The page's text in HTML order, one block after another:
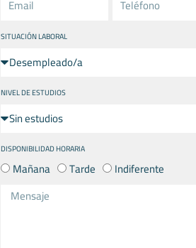
SITUACIÓN LABORAL
NIVEL DE ESTUDIOS
DISPONIBILIDAD HORARIA
Mañana Tarde Indiferente